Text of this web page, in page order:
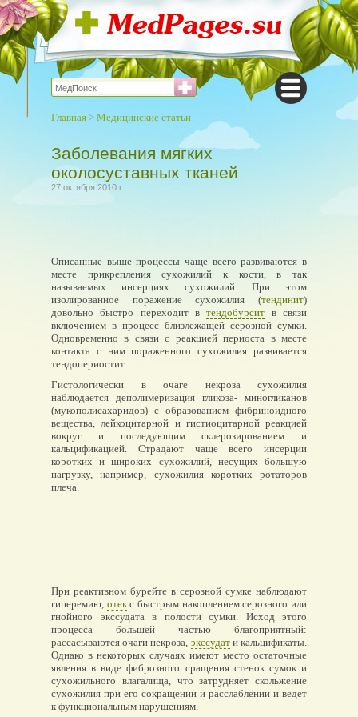
Главная > Медицинские статьи
Заболевания мягких
околосуставных тканей
27 октября 2010 г.
Описанные выше процессы чаще всего развиваются в
месте прикрепления сухожилий к кости, в так
называемых инсерциях сухожилий. При этом
изолированное поражение сухожилия (тендинит)
довольно быстро переходит втендобурсит в связи
включением в процесс близлежащей серозной сумки.
Одновременно в связи с реакцией периоста в месте
контакта с ним пораженного сухожилия развивается
тендопериостит.
Гистологически в очаге некроза сухожилия
наблюдается деполимеризация гликоза- миногликанов
(мукополисахаридов) с образованием фибриноидного
вещества, лейкоцитарной и гистиоцитарной реакцией
вокруг и последующим склерозированием и
кальцификацией. Страдают чаще всего инсерции
коротких и широких сухожилий, несущих большую
нагрузку, например, сухожилия коротких ротаторов
плеча.
При реактивном бурейте в серозной сумке наблюдают
гиперемию, отекс быстрым накоплением серозного или
гнойного экссудата в полости сумки. Исход этого
процесса большей частью благоприятный:
рассасываются очаги некроза, экссудати кальцификаты.
Однако в некоторых случаях имеют место остаточные
явления в виде фиброзного сращения стенок сумок и
сухожильного влагалища, что затрудняет скольжение
сухожилия при его сокращении и расслаблении и ведет
к функциональным нарушениям.